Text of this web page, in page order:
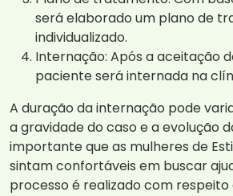
será elaborado um plano de
individualizado.
Internação: Após a aceitação
paciente será internada na
A duração da internação pode
a gravidade do caso e a evolução
importante que as mulheres de
sintam confortáveis em buscar
processo é realizado com